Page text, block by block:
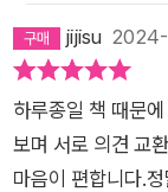
jijisu
하루종일 책 때문
보며 서로 의견 교
마음이 편합니다.